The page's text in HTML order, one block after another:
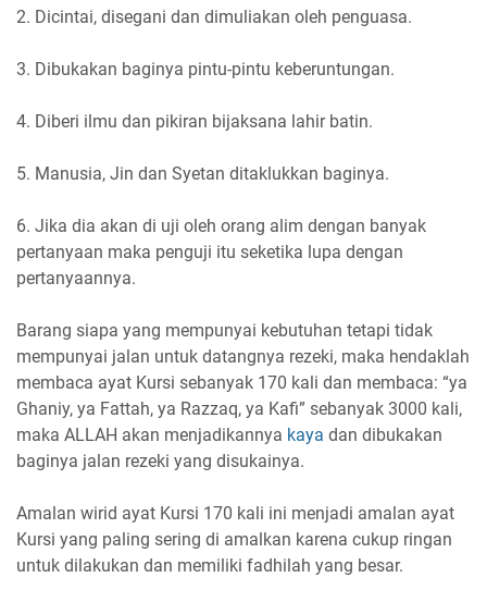
2. Dicintai, disegani dan dimuliakan oleh penguasa.
3. Dibukakan baginya pintu-pintu keberuntungan.
4. Diberi ilmu dan pikiran bijaksana lahir batin.
5. Manusia, Jin dan Syetan ditaklukkan baginya.
6. Jika dia akan di uji oleh orang alim dengan banyak
pertanyaan maka penguji itu seketika lupa dengan
pertanyaannya.
Barang siapa yang mempunyai kebutuhan tetapi tidak
mempunyai jalan untuk datangnya rezeki, maka hendaklah
membaca ayat Kursi sebanyak 170 kali dan membaca: “ya
Ghaniy, ya Fattah, ya Razzaq, ya Kafi” sebanyak 3000 kali,
maka ALLAH akan menjadikannya kaya dan dibukakan
baginya jalan rezeki yang disukainya.
Amalan wirid ayat Kursi 170 kali ini menjadi amalan ayat
Kursi yang paling sering di amalkan karena cukup ringan
untuk dilakukan dan memiliki fadhilah yang besar.